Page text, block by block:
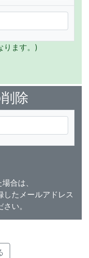
ります。)
除
合は、
したメールアドレス
い。